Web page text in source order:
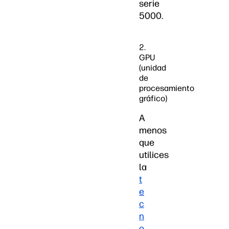
serie
5000.
2.
GPU
(unidad
de
procesamiento
gráfico)
A
menos
que
utilices
la
t
e
c
n